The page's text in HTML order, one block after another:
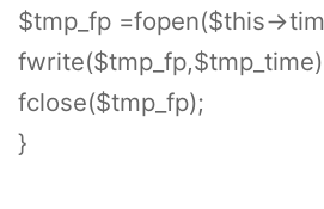
$tmp_fp =fopen($this-
fclose($tmp_fp);
}